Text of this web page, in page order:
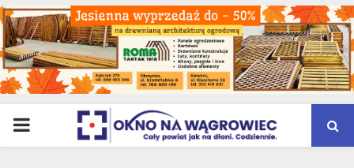
PRIMARY